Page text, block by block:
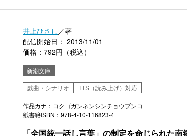
井上ひさし ／著
配信開始日： 2013/11/01
価格：792円（税込）
新潮文庫
戯曲・シナリオ
TTS（読み上げ）対応
作品カナ：コクゴガンネンシンチョウブンコ
紙書籍ISBN：978-4-10-116823-4
「全国統一話し言葉」の制定を命じられた